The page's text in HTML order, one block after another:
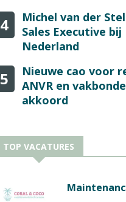
4
Michel van der
Sales Executive bij
Nederland
5
Nieuwe cao voor
ANVR en
akkoord
TOP VACATURES